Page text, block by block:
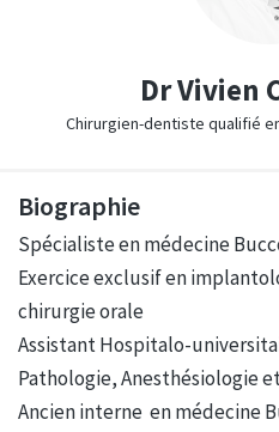
Dr Vivien
Chirurgien-dentiste qualifié
Biographie
Spécialiste en médecine
Exercice exclusif en
chirurgie orale
Assistant Hospitalo-
Pathologie, Anesthésiologie
Ancien interne en médecine